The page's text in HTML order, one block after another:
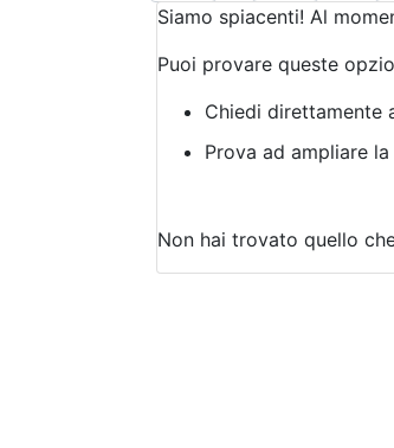
Siamo spiacenti! Al
Puoi provare queste
Chiedi direttamente
Prova ad ampliare
Non hai trovato quello